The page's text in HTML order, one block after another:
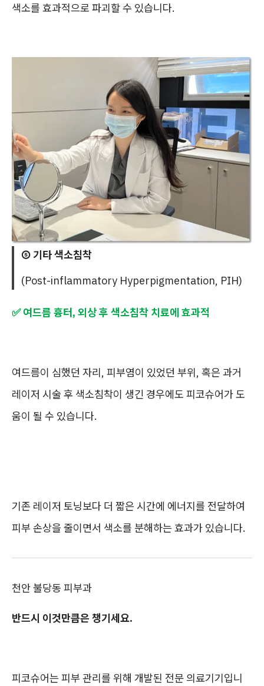
색소를 효과적으로 파괴할 수 있습니다.
⑤ 기타 색소침착
(Post-inflammatory Hyperpigmentation, PIH)
✅ 여드름 흉터, 외상 후 색소침착 치료에 효과적
여드름이 심했던 자리, 피부염이 있었던 부위, 혹은 과거
레이저 시술 후 색소침착이 생긴 경우에도 피코슈어가 도
움이 될 수 있습니다.
기존 레이저 토닝보다 더 짧은 시간에 에너지를 전달하여
피부 손상을 줄이면서 색소를 분해하는 효과가 있습니다.
천안 불당동 피부과
반드시 이것만큼은 챙기세요.
피코슈어는 피부 관리를 위해 개발된 전문 의료기기입니